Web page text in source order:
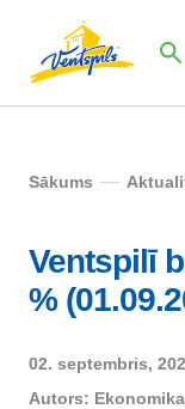
Sākums
Ventspilī
%
02. septembris,
Autors: